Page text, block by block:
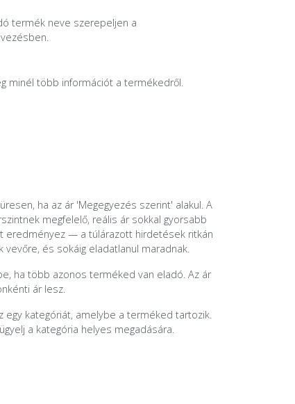
termék neve szerepeljen a
minél több információt a termékedről.
ha az ár 'Megegyezés szerint' alakul. A
megfelelő, reális ár sokkal gyorsabb
eredményez — a túlárazott hirdetések ritkán
vevőre, és sokáig eladatlanul maradnak.
ha több azonos terméked van eladó. Az ár
ár lesz.
egy kategóriát, amelybe a terméked tartozik.
a kategória helyes megadására.